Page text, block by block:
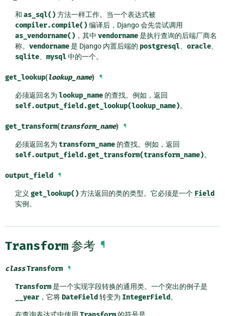
和 as_sql() 方法一样工作。当一个表达式被
compiler.compile() 编译后，Django 会先尝试调用
as_vendorname() ，其中 vendorname是执行查询的后端厂商名
称。 vendorname是 Django 内置后端的 postgresql oracle、
sqlite、 mysql 中的一个。
get_lookup(lookup_name) ¶
必须返回名为 lookup_name的查找。例如，返回
self.output_field.get_lookup(lookup_name)。
get_transform(transform_name) ¶
必须返回名为 transform_name的查找。例如，返回
self.output_field.get_transform(transform_name)。
output_field ¶
定义 get_lookup() 方法返回的类的类型。它必须是一个 Field
实例。
Transform 参考 ¶
classTransform ¶
Transform是一个实现字段转换的通用类。一个突出的例子是
__year，它将DateField转变为 IntegerField。
在查询表达式中使用 的符号是